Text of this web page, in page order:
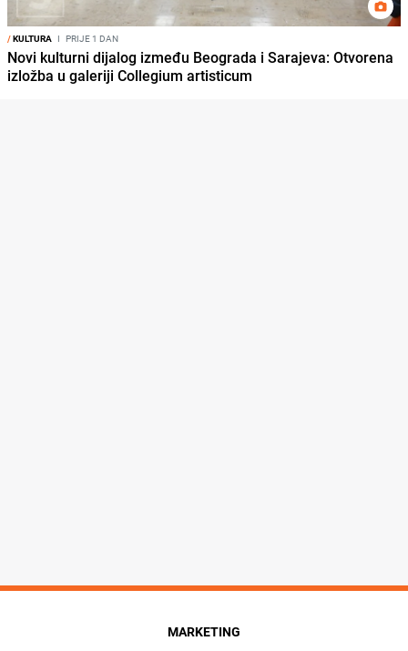
/KULTURA I PRIJE 1 DAN
Novi kulturni dijalog između Beograda i Sarajeva: Otvorena
izložba u galeriji Collegium artisticum
MARKETING